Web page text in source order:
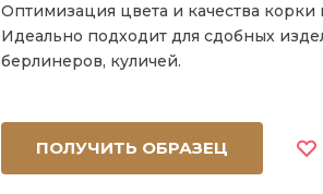
Оптимизация цвета и качества корки
Идеально подходит для сдобных
берлинеров, куличей.
ПОЛУЧИТЬ ОБРАЗЕЦ